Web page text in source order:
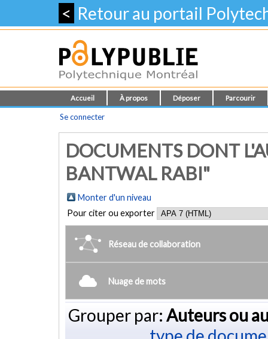
< Retour au portail
Accueil À propos Déposer Parcourir
Se connecter
DOCUMENTS DONT
BANTWAL RABI"
Monter d'un niveau
Pour citer ou exporter
Réseau de collaboration
Nuage de mots
Grouper par: Auteurs ou